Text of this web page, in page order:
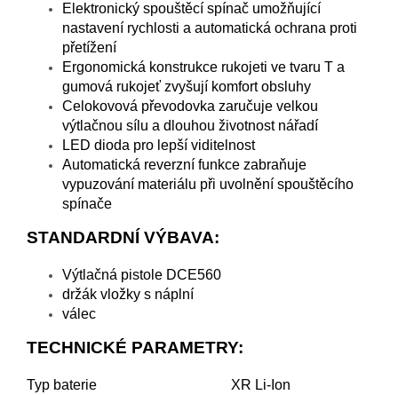
Elektronický spouštěcí spínač umožňující
nastavení rychlosti a automatická ochrana proti
přetížení
Ergonomická konstrukce rukojeti ve tvaru T a
gumová rukojeť zvyšují komfort obsluhy
Celokovová převodovka zaručuje velkou
výtlačnou sílu a dlouhou životnost nářadí
LED dioda pro lepší viditelnost
Automatická reverzní funkce zabraňuje
vypuzování materiálu při uvolnění spouštěcího
spínače
STANDARDNÍ VÝBAVA:
Výtlačná pistole DCE560
držák vložky s náplní
válec
TECHNICKÉ PARAMETRY:
Typ baterie
XR Li-Ion